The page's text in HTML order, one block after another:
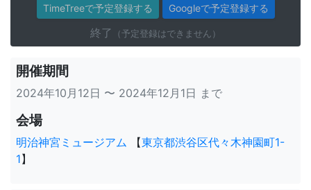
TimeTreeで予定登録する Googleで予定登録する
終了 （予定登録はできません）
開催期間
2024年10月12日 〜 2024年12月1日 まで
会場
明治神宮ミュージアム 【東京都渋谷区代々木神園町1-
1】